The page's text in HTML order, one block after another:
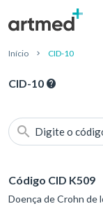
Início CID-10
CID-10
Digite o
Código CID K509
Doença de Crohn de